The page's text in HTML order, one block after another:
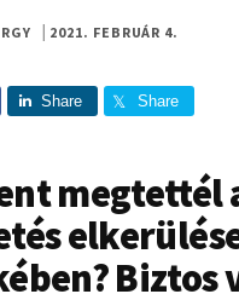
2021. FEBRUÁR 4.
Share Share
megtettél
Biztos